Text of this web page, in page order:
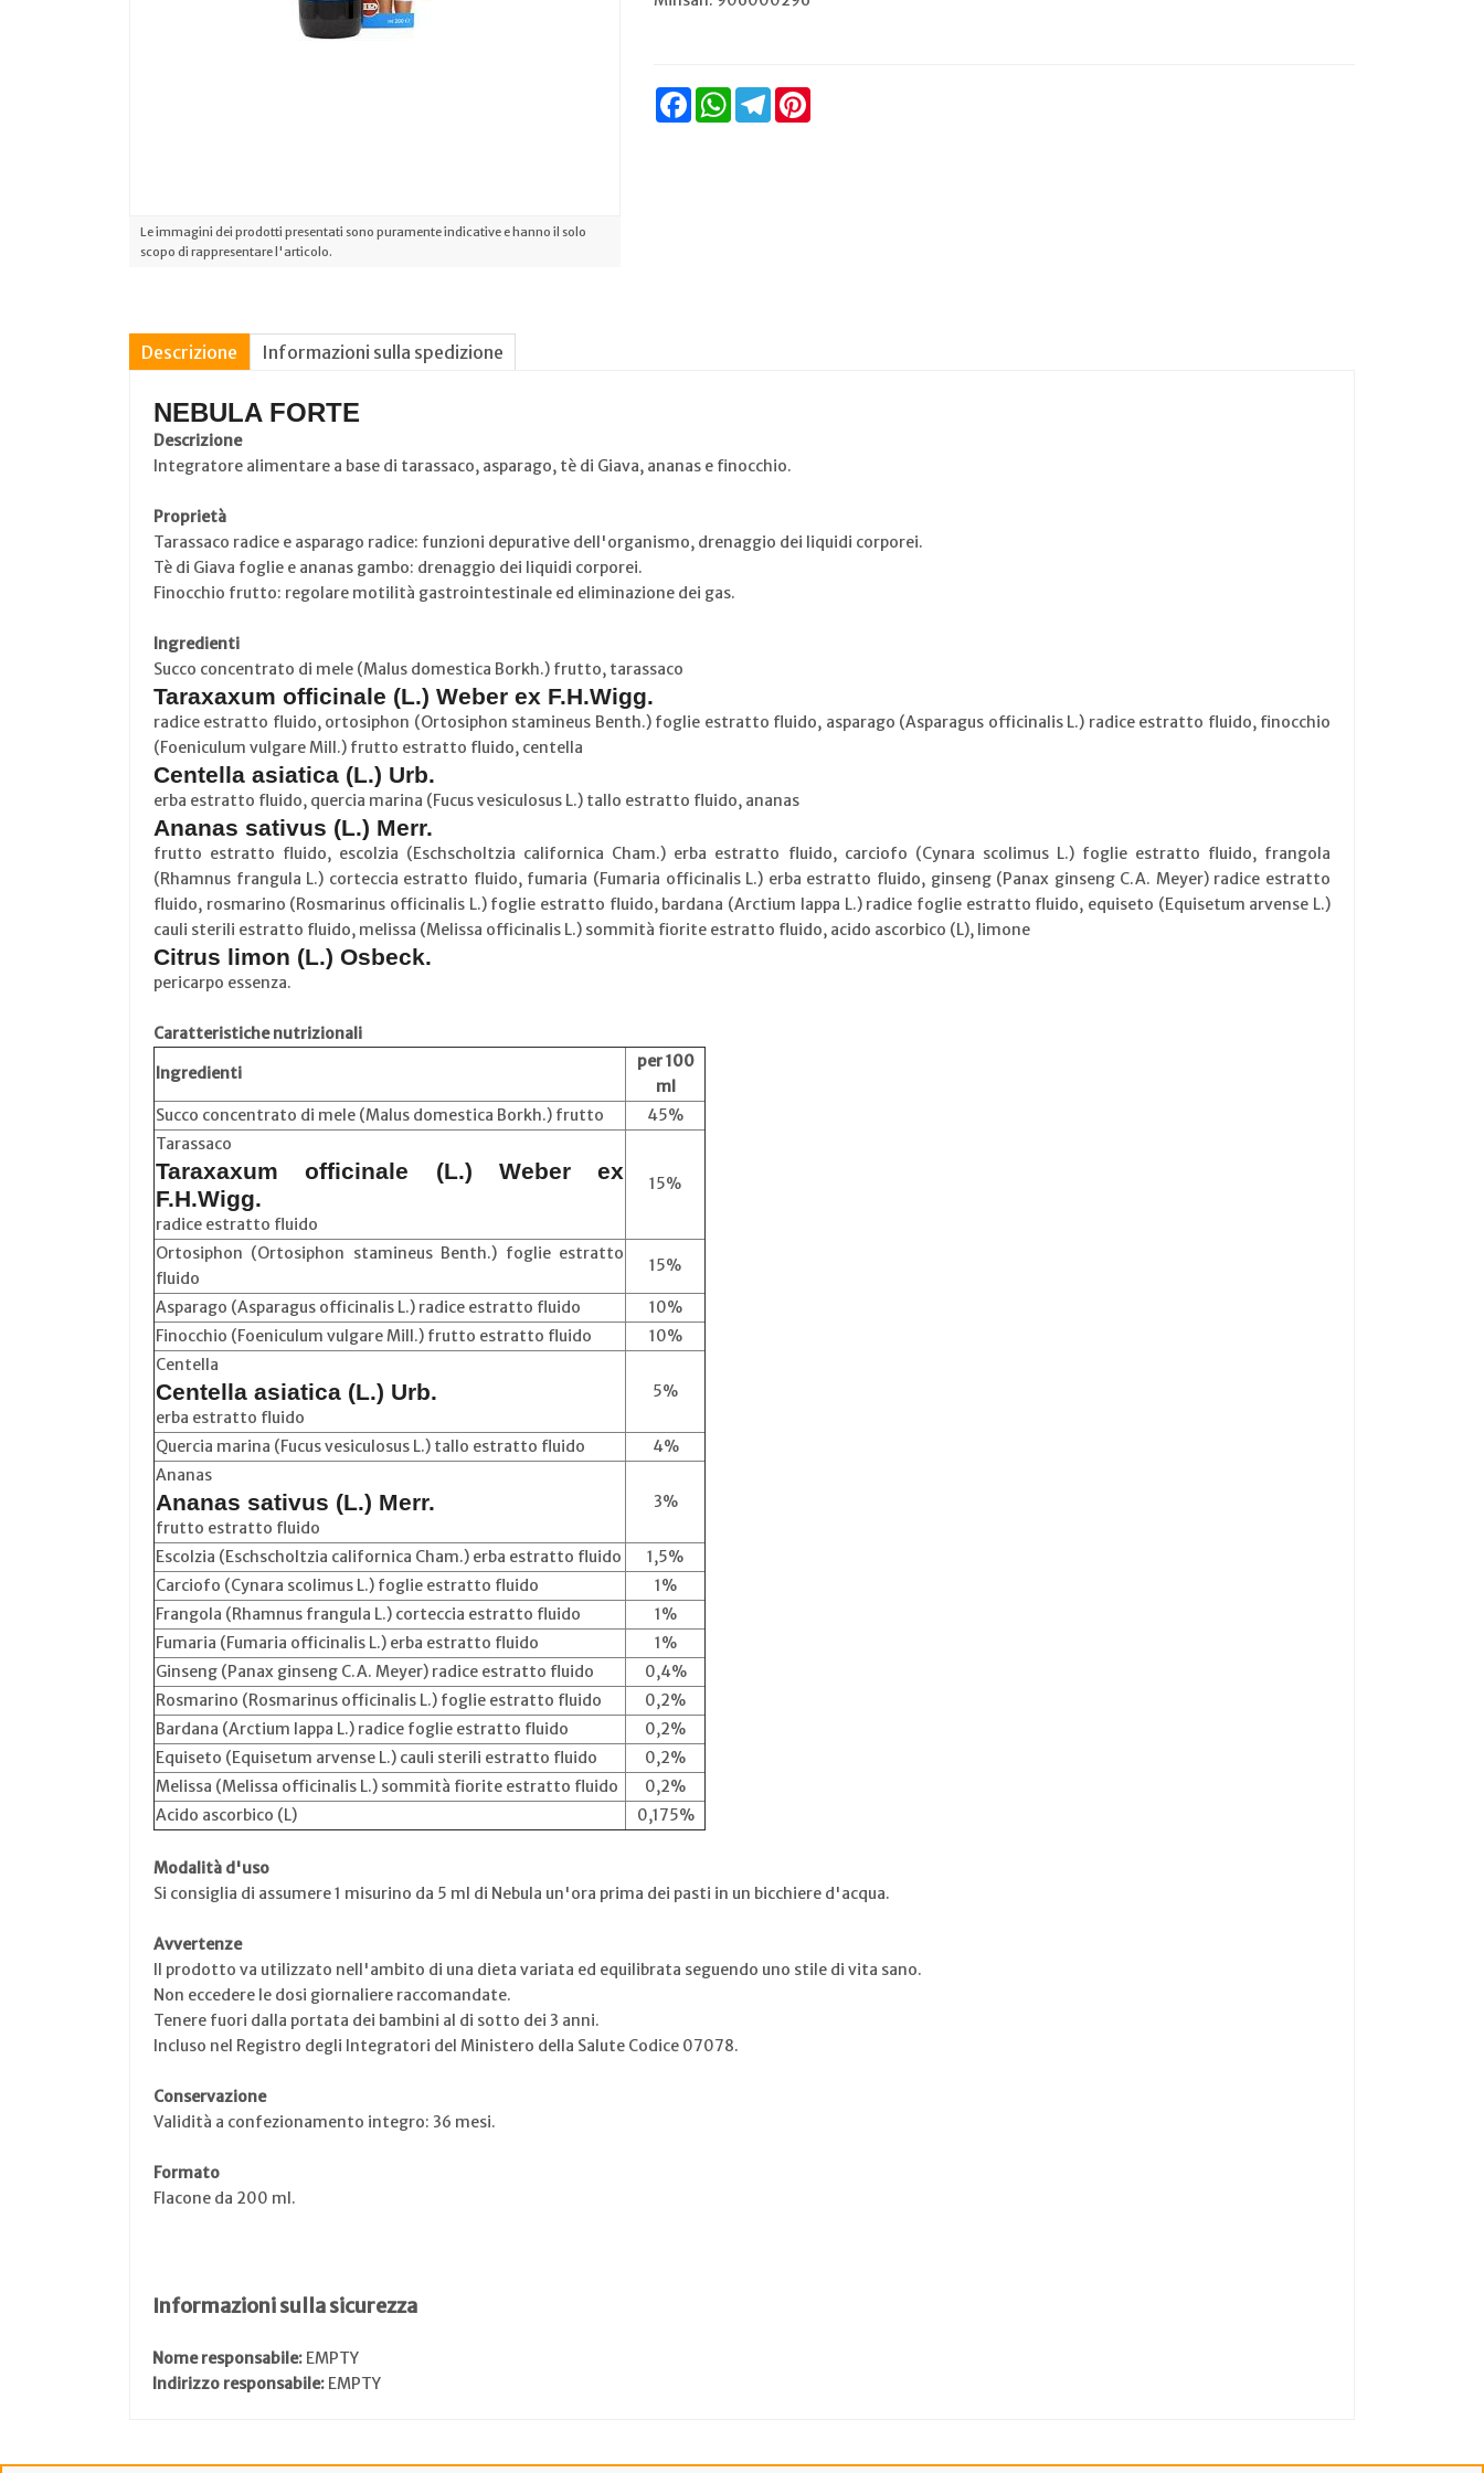
Le immagini dei prodotti presentati sono puramente indicative e hanno il solo
scopo di rappresentare l'articolo.
FacebookWhatsAppTelegram
Descrizione Informazioni sulla spedizione
NEBULA FORTE
Descrizione
Integratore alimentare a base di tarassaco, asparago, tè di Giava, ananas e finocchio.
Proprietà
Tarassaco radice e asparago radice: funzioni depurative dell'organismo, drenaggio dei liquidi corporei.
Tè di Giava foglie e ananas gambo: drenaggio dei liquidi corporei.
Finocchio frutto: regolare motilità gastrointestinale ed eliminazione dei gas.
Ingredienti
Succo concentrato di mele (Malus domestica Borkh.) frutto, tarassaco
Taraxaxum officinale (L.) Weber ex F.H.Wigg.
radice estratto fluido, ortosiphon (Ortosiphon stamineus Benth.) foglie estratto fluido, asparago (Asparagus officinalis L.) radice estratto fluido, finocchio
(Foeniculum vulgare Mill.) frutto estratto fluido, centella
Centella asiatica (L.) Urb.
erba estratto fluido, quercia marina (Fucus vesiculosus L.) tallo estratto fluido, ananas
Ananas sativus (L.) Merr.
frutto estratto fluido, escolzia (Eschscholtzia californica Cham.) erba estratto fluido, carciofo (Cynara scolimus L.) foglie estratto fluido, frangola
(Rhamnus frangula L.) corteccia estratto fluido, fumaria (Fumaria officinalis L.) erba estratto fluido, ginseng (Panax ginseng C.A. Meyer) radice estratto
fluido, rosmarino (Rosmarinus officinalis L.) foglie estratto fluido, bardana (Arctium lappa L.) radice foglie estratto fluido, equiseto (Equisetum arvense L.)
cauli sterili estratto fluido, melissa (Melissa officinalis L.) sommità fiorite estratto fluido, acido ascorbico (L), limone
Citrus limon (L.) Osbeck.
pericarpo essenza.
Caratteristiche nutrizionali
Ingredienti
per 100
ml
Succo concentrato di mele (Malus domestica Borkh.) frutto
45%
Tarassaco
Taraxaxum officinale (L.) Weber ex
F.H.Wigg.
radice estratto fluido
15%
Ortosiphon (Ortosiphon stamineus Benth.) foglie estratto
fluido
15%
Asparago (Asparagus officinalis L.) radice estratto fluido
10%
Finocchio (Foeniculum vulgare Mill.) frutto estratto fluido
10%
Centella
Centella asiatica (L.) Urb.
erba estratto fluido
5%
Quercia marina (Fucus vesiculosus L.) tallo estratto fluido
4%
Ananas
Ananas sativus (L.) Merr.
frutto estratto fluido
3%
Escolzia (Eschscholtzia californica Cham.) erba estratto fluido
1,5%
Carciofo (Cynara scolimus L.) foglie estratto fluido
1%
Frangola (Rhamnus frangula L.) corteccia estratto fluido
1%
Fumaria (Fumaria officinalis L.) erba estratto fluido
1%
Ginseng (Panax ginseng C.A. Meyer) radice estratto fluido
0,4%
Rosmarino (Rosmarinus officinalis L.) foglie estratto fluido
0,2%
Bardana (Arctium lappa L.) radice foglie estratto fluido
0,2%
Equiseto (Equisetum arvense L.) cauli sterili estratto fluido
0,2%
Melissa (Melissa officinalis L.) sommità fiorite estratto fluido
0,2%
Acido ascorbico (L)
0,175%
Modalità d'uso
Si consiglia di assumere 1 misurino da 5 ml di Nebula un'ora prima dei pasti in un bicchiere d'acqua.
Avvertenze
Il prodotto va utilizzato nell'ambito di una dieta variata ed equilibrata seguendo uno stile di vita sano.
Non eccedere le dosi giornaliere raccomandate.
Tenere fuori dalla portata dei bambini al di sotto dei 3 anni.
Incluso nel Registro degli Integratori del Ministero della Salute Codice 07078.
Conservazione
Validità a confezionamento integro: 36 mesi.
Formato
Flacone da 200 ml.
Informazioni sulla sicurezza
Nome responsabile: EMPTY
Indirizzo responsabile: EMPTY